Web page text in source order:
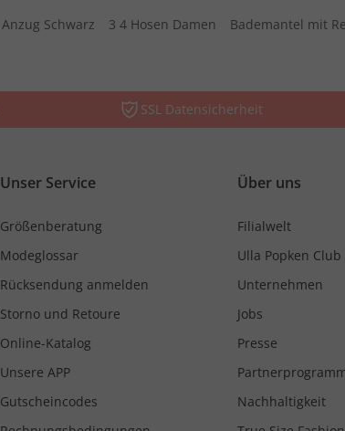
Anzug Schwarz 3 4 Hosen Damen Bademantel mit
SSL Datensicherheit
Unser Service
Größenberatung
Modeglossar
Rücksendung anmelden
Storno und Retoure
Online-Katalog
Unsere APP
Gutscheincodes
Über uns
Filialwelt
Ulla Popken Club
Unternehmen
Jobs
Presse
Nachhaltigkeit